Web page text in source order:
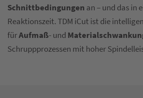
Schnittbedingungen an – und das in
Reaktionszeit. TDM iCut ist die
fürAufmaß- und
Schruppprozessen mit hoher